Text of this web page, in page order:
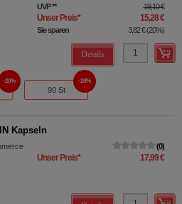
UVP** 19,10 €
Unser Preis* 15,28 €
Sie sparen 3,82 €(20%)
Details
20%
90 St
20%
Kapseln
0
Unser Preis* 17,99 €